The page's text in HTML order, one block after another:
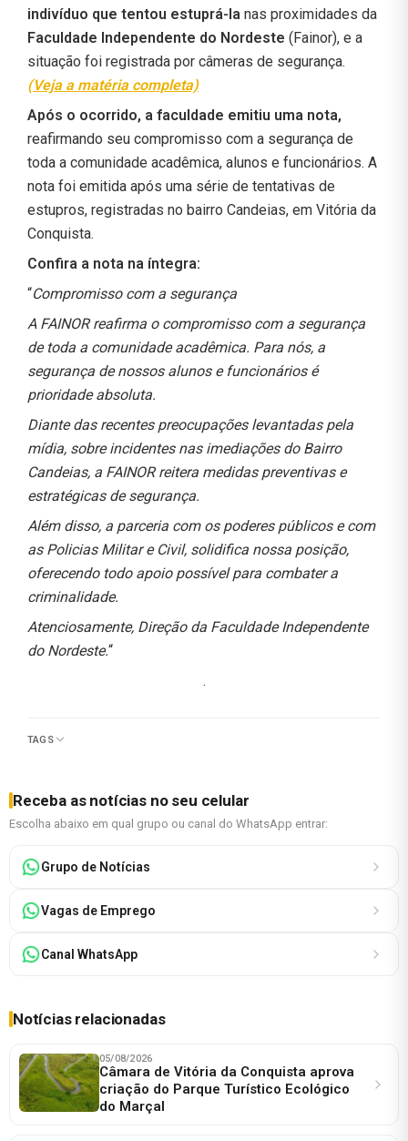
indivíduo que tentou estuprá-la nas proximidades da
Faculdade Independente do Nordeste (Fainor), e a
situação foi registrada por câmeras de segurança.
(Veja a matéria completa)
Após o ocorrido, a faculdade emitiu uma nota,
reafirmando seu compromisso com a segurança de
toda a comunidade acadêmica, alunos e funcionários. A
nota foi emitida após uma série de tentativas de
estupros, registradas no bairro Candeias, em Vitória da
Conquista.
Confira a nota na íntegra:
“Compromisso com a segurança
A FAINOR reafirma o compromisso com a segurança
de toda a comunidade acadêmica. Para nós, a
segurança de nossos alunos e funcionários é
prioridade absoluta.
Diante das recentes preocupações levantadas pela
mídia, sobre incidentes nas imediações do Bairro
Candeias, a FAINOR reitera medidas preventivas e
estratégicas de segurança.
Além disso, a parceria com os poderes públicos e com
as Policias Militar e Civil, solidifica nossa posição,
oferecendo todo apoio possível para combater a
criminalidade.
Atenciosamente, Direção da Faculdade Independente
do Nordeste.“
.
TAGS
Receba as notícias no seu celular
Escolha abaixo em qual grupo ou canal do WhatsApp entrar:
Grupo de Notícias
Vagas de Emprego
Canal WhatsApp
Notícias relacionadas
05/08/2026
Câmara de Vitória da Conquista aprova
criação do Parque Turístico Ecológico
do Marçal